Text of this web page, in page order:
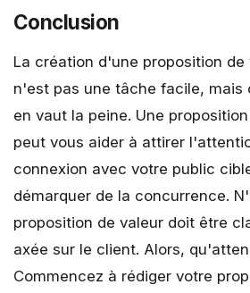
Conclusion
La création d'une proposition de
n'est pas une tâche facile, mais
en vaut la peine. Une
peut vous aider à attirer
connexion avec votre public
démarquer de la concurrence.
proposition de valeur doit être
axée sur le client. Alors,
Commencez à rédiger votre